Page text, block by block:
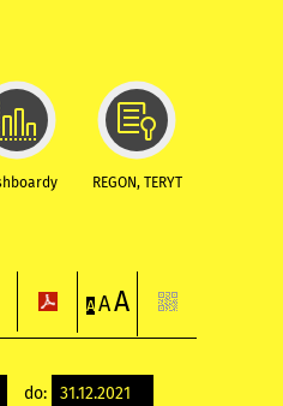
REGON, TERYT
A AA
do: